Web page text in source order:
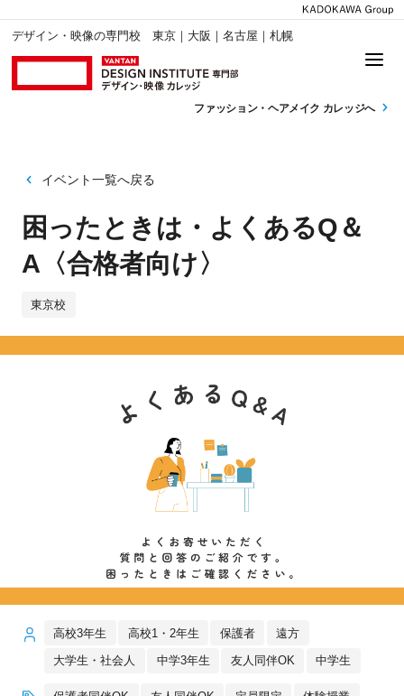
デザイン・映像の専門校 東京｜大阪｜名古屋｜札幌
ファッション・ ヘアメイク カレッジへ
イベント一覧へ戻る
困ったときは・よくあるQ＆
A〈合格者向け〉
東京校
高校3年生 高校1・2年生 保護者 遠方
大学生・社会人 中学3年生 友人同伴OK 中学生